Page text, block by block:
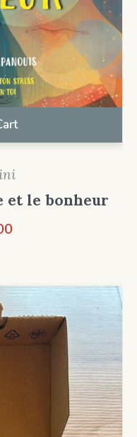
et le bonheur